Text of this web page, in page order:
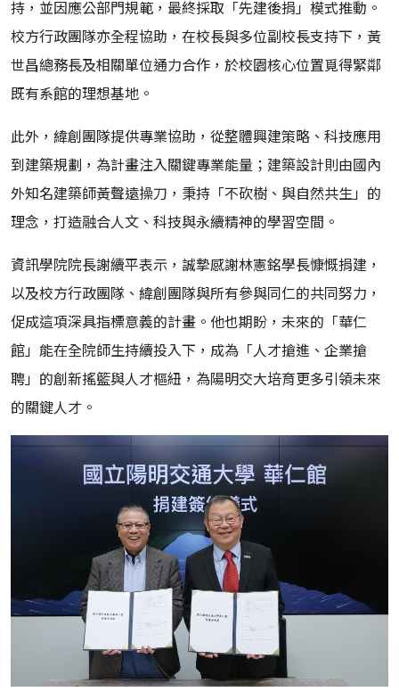
持，並因應公部門規範，最終採取「先建後捐」模式推動。
校方行政團隊亦全程協助，在校長與多位副校長支持下，黃
世昌總務長及相關單位通力合作，於校園核心位置覓得緊鄰
既有系館的理想基地。
此外，緯創團隊提供專業協助，從整體興建策略、科技應用
到建築規劃，為計畫注入關鍵專業能量；建築設計則由國內
外知名建築師黃聲遠操刀，秉持「不砍樹、與自然共生」的
理念，打造融合人文、科技與永續精神的學習空間。
資訊學院院長謝續平表示，誠摯感謝林憲銘學長慷慨捐建，
以及校方行政團隊、緯創團隊與所有參與同仁的共同努力，
促成這項深具指標意義的計畫。他也期盼，未來的「華仁
館」能在全院師生持續投入下，成為「人才搶進、企業搶
聘」的創新搖籃與人才樞紐，為陽明交大培育更多引領未來
的關鍵人才。